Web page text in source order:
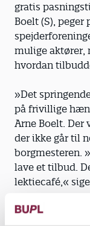
gratis
Boelt (S),
mulige aktører,
hvordan
»Det
på frivillige
Arne Boelt. Der
der ikke går til
borgmesteren.
lave et tilbud.
lektiecafé,«